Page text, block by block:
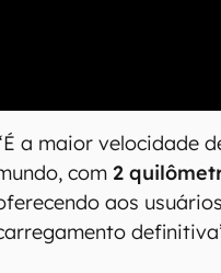
a maior velocidade
com 2
aos